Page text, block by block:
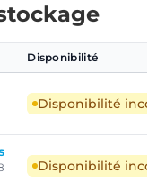
Disponibilité
Disponibilité
Disponibilité